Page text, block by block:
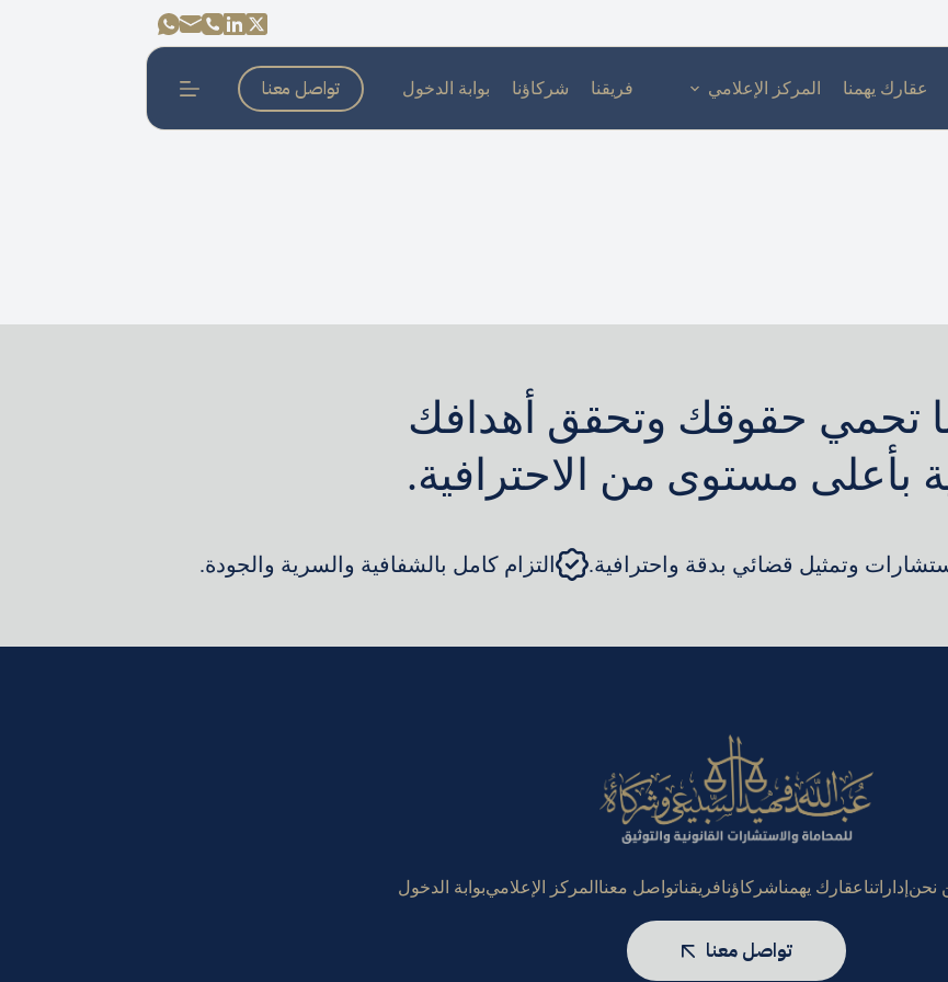
عقارك يهمنا المركز الإعلامي فريقنا شركاؤنا بوابة الدخول تواصل معنا
تحمي حقوقك وتحقق أهدافك
بأعلى مستوى من الاحترافية.
وتمثيل قضائي بدقة واحترافية. التزام كامل بالشفافية والسرية والجودة.
نحنإداراتناعقارك يهمناشركاؤنافريقناتواصل معناالمركز الإعلاميبوابة الدخول
تواصل معنا